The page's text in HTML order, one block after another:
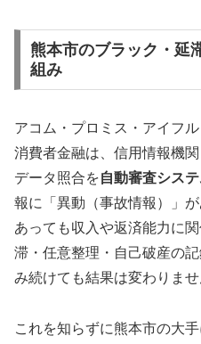
熊本市のブラック・延
組み
アコム・プロミス・アイフ
消費者金融は、信用情報機
データ照合を自動審査シス
報に「異動（事故情報）」
あっても収入や返済能力に
滞・任意整理・自己破産の
み続けても結果は変わりませ
これを知らずに熊本市の大